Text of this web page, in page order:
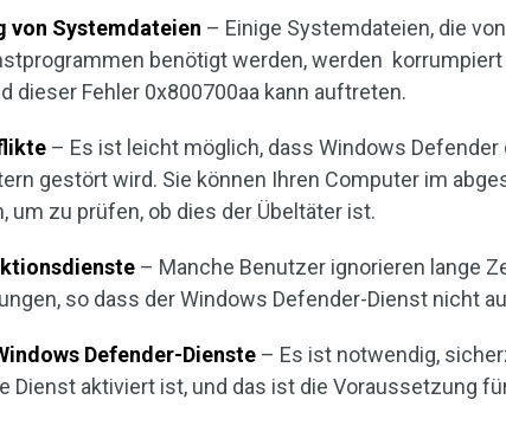
von Systemdateien – Einige Systemdateien, die
benötigt werden, werden
dieser Fehler 0x800700aa kann auftreten.
– Es ist leicht möglich, dass Windows
gestört wird. Sie können Ihren Computer im
um zu prüfen, ob dies der Übeltäter ist.
– Manche Benutzer ignorieren lange
so dass der Windows Defender-Dienst nicht
Defender-Dienste – Es ist notwendig,
Dienst aktiviert ist, und das ist die Voraussetzung